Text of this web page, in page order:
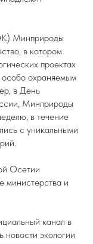
Минприроды
в котором
проектах
особо охраняемым
в День
Минприроды
в течение
с уникальными
Осетии
министерства и
канал в
экологии